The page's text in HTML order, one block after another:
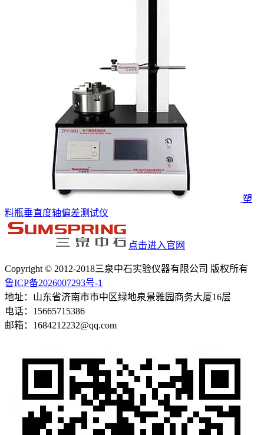
塑
料瓶垂直度轴偏差测试仪
点击进入官网
Copyright © 2012-2018三泉中石实验仪器有限公司 版权所有
鲁ICP备2026007293号-1
地址：山东省济南市市中区绿地泉景雅园商务大厦16层
电话：15665715386
邮箱：1684212232@qq.com